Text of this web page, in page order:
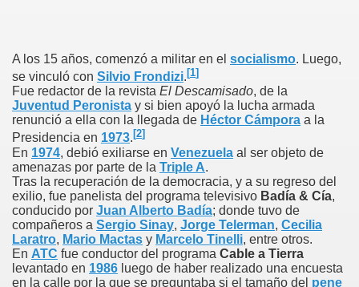
A los 15 años, comenzó a militar en el socialismo. Luego,
se vinculó con Silvio Frondizi. [1]
Fue redactor de la revista El Descamisado, de la
Juventud Peronista y si bien apoyó la lucha armada
renunció a ella con la llegada de Héctor Cámpora a la
Presidencia en 1973. [2]
En 1974, debió exiliarse en Venezuela al ser objeto de
amenazas por parte de la Triple A.
Tras la recuperación de la democracia, y a su regreso del
exilio, fue panelista del programa televisivo Badía & Cía,
conducido por Juan Alberto Badía; donde tuvo de
compañeros a Sergio Sinay, Jorge Telerman, Cecilia
Laratro, Mario Mactas y Marcelo Tinelli, entre otros.
En ATC fue conductor del programa Cable a Tierra
levantado en 1986 luego de haber realizado una encuesta
en la calle por la que se preguntaba si el tamaño del pene